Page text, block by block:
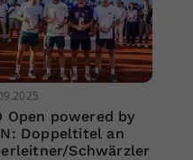
Open powered by
Doppeltitel an
Schwärzler